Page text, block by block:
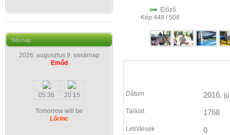
Névnap
2026. augusztus 9. vasárnap
Emőd
05:36 20:15
Tomorrow will be
Lőrinc
Előző
Kép 448 / 508
Dátum 2016.
Találat 1768
Letöltések 0